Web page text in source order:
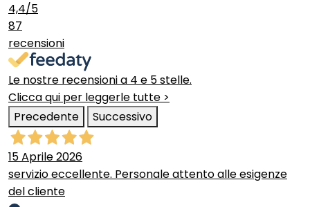
4,4/5
87
recensioni
Le nostre recensioni a 4 e 5 stelle.
Clicca qui per leggerle tutte >
Precedente
Successivo
15 Aprile 2026
servizio eccellente. Personale attento alle esigenze
del cliente